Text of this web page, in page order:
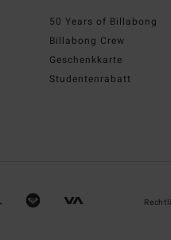
50 Years of Billabong
Billabong Crew
Geschenkkarte
Studentenrabatt